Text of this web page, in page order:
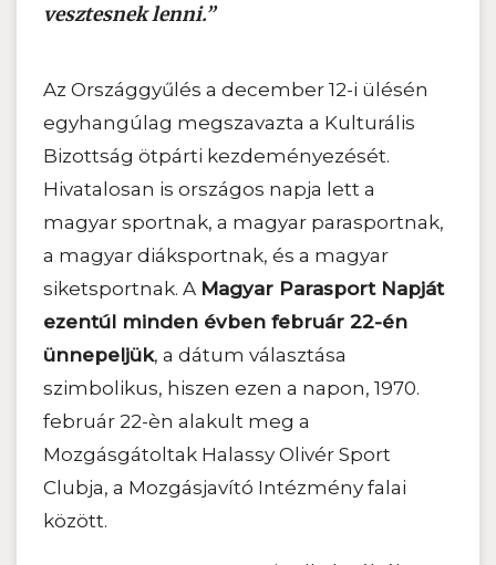
vesztesnek lenni.”
Az Országgyűlés a december 12-i ülésén
egyhangúlag megszavazta a Kulturális
Bizottság ötpárti kezdeményezését.
Hivatalosan is országos napja lett a
magyar sportnak, a magyar parasportnak,
a magyar diáksportnak, és a magyar
siketsportnak. A Magyar Parasport Napját
ezentúl minden évben február 22-én
ünnepeljük, a dátum választása
szimbolikus, hiszen ezen a napon, 1970.
február 22-èn alakult meg a
Mozgásgátoltak Halassy Olivér Sport
Clubja, a Mozgásjavító Intézmény falai
között.